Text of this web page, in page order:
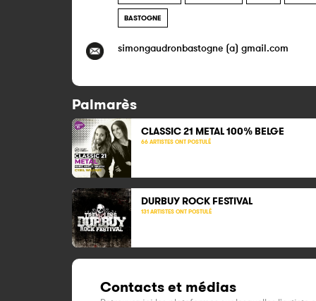
BASTOGNE
simongaudronbastogne (a) gmail.com
Palmarès
CLASSIC 21 METAL 100% BELGE
66 ARTISTES ONT POSTULÉ
DURBUY ROCK FESTIVAL
131 ARTISTES ONT POSTULÉ
Contacts et médias